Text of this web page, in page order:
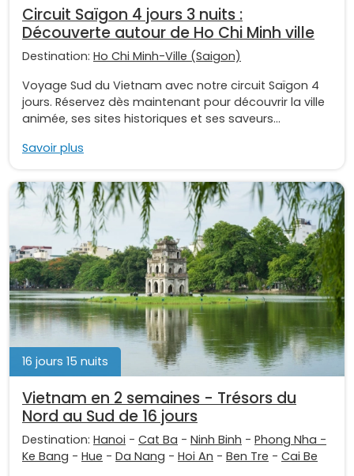
Circuit Saïgon 4 jours 3 nuits :
Découverte autour de Ho Chi Minh ville
Destination: Ho Chi Minh-Ville (Saigon)
Voyage Sud du Vietnam avec notre circuit Saïgon 4
jours. Réservez dès maintenant pour découvrir la ville
animée, ses sites historiques et ses saveurs...
Savoir plus
16 jours 15 nuits
Vietnam en 2 semaines - Trésors du
Nord au Sud de 16 jours
Destination: Hanoi - Cat Ba - Ninh Binh - Phong Nha -
Ke Bang - Hue - Da Nang - Hoi An - Ben Tre - Cai Be